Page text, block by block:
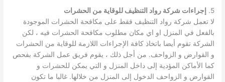
5.
إجراءات شركة رواد التنظيف للوقاية من الحشرات
لا تعمل شركة رواد التنظيف فقط على مكافحة الحشرات الموجودة
بالفعل في المنزل او اي مكان مطلوب مكافحة الحشرات فيه ، لكن
الشركة تقوم أيضا باتخاذ كافة الإجراءات اللازمة للوقاية من الحشرات
و القوارض و الزواحف. من أجل ذلك ، يقوم فريق عمل الشركة بفحص
كما الأماكن المؤدية إلى داخل المنزل و التي يمكن للحشرات و
القوارض و الزواحف الدخول إلى المنزل من خلالها. غالبا ما تكون